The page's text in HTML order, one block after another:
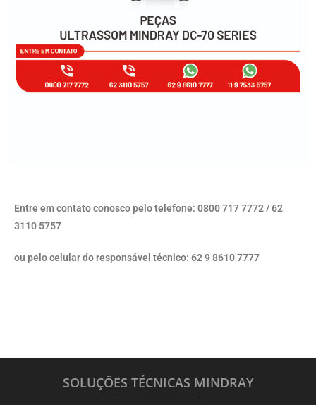
Entre em contato conosco pelo telefone: 0800 717 7772 / 62
3110 5757
ou pelo celular do responsável técnico: 62 9 8610 7777
SOLUÇÕES TÉCNICAS MINDRAY
_______________________